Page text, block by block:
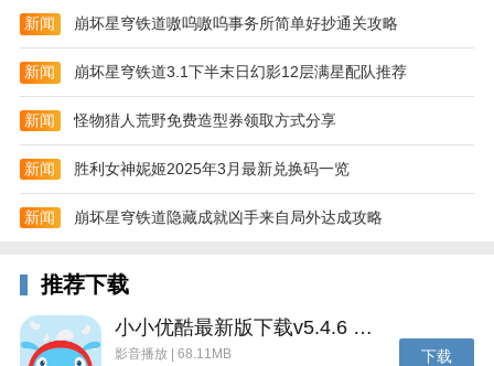
【征战世界,广阔战争】
西伯利亚,突尼斯,加勒比海域......《巅峰坦克》与你相
逢于世界各地.在2000x2000的战场中,进行12V12的激烈
交火!冰雪绝地、风车小镇、荒漠边城、日落海滩,在恢
弘的战场碰撞出最盛大的战争!
【实力改装,公平竞技】
为心爱的战车装载机枪、地雷甚至导弹.改装载具,挖掘
动匹配实力相近的对手,拒绝分房碾压.棋逢对手,战场交
锋.
【驰骋大地,翱翔长空】
新闻 崩坏星穹铁道嗷呜嗷呜事务所简单好抄通关攻略
新闻 崩坏星穹铁道3.1下半末日幻影12层满星配队推荐
新闻 怪物猎人荒野免费造型券领取方式分享
新闻 胜利女神妮姬2025年3月最新兑换码一览
新闻 崩坏星穹铁道隐藏成就凶手来自局外达成攻略
推荐下载
小小优酷最新版下载v5.4.6 安卓官方版
影音播放 | 68.11MB 下载